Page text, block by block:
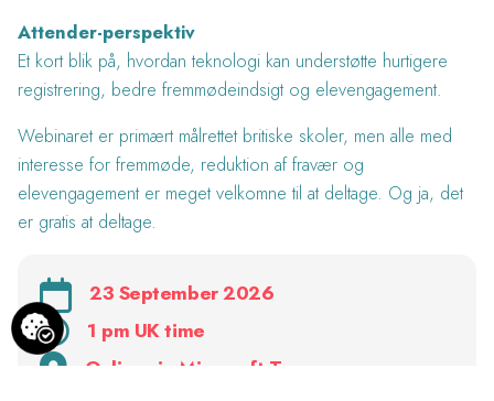
Attender-perspektiv
Et kort blik på, hvordan teknologi kan understøtte hurtigere
registrering, bedre fremmødeindsigt og elevengagement.
Webinaret er primært målrettet britiske skoler, men alle med
interesse for fremmøde, reduktion af fravær og
elevengagement er meget velkomne til at deltage. Og ja, det
er gratis at deltage.
23 September 2026
1 pm UK time
Online via Microsoft Teams